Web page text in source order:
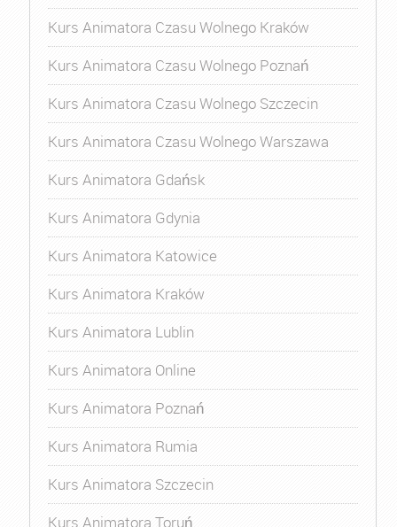
Kurs Animatora Czasu Wolnego Kraków
Kurs Animatora Czasu Wolnego Poznań
Kurs Animatora Czasu Wolnego Szczecin
Kurs Animatora Czasu Wolnego Warszawa
Kurs Animatora Gdańsk
Kurs Animatora Gdynia
Kurs Animatora Katowice
Kurs Animatora Kraków
Kurs Animatora Lublin
Kurs Animatora Online
Kurs Animatora Poznań
Kurs Animatora Rumia
Kurs Animatora Szczecin
Kurs Animatora Toruń